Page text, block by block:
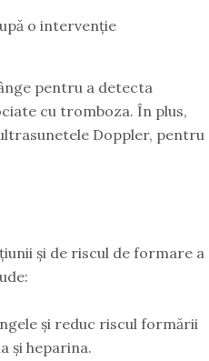
o intervenție
pentru a detecta
cu tromboza. În plus,
Doppler, pentru
și de riscul de formare a
și reduc riscul formării
și heparina.